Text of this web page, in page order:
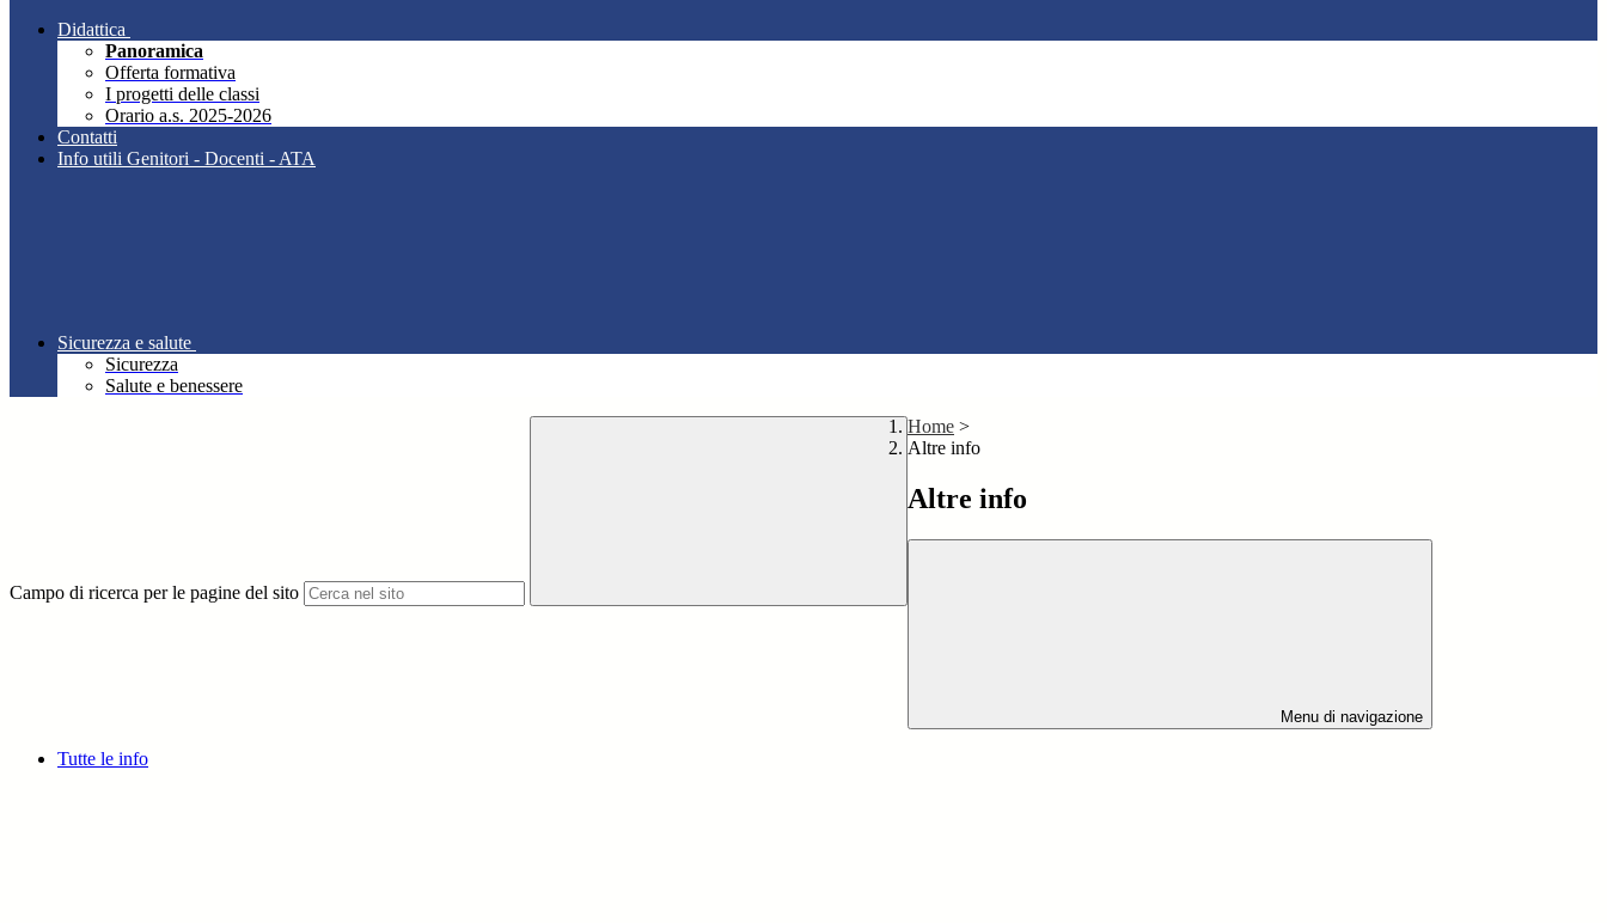
Didattica
Panoramica
Offerta formativa
I progetti delle classi
Orario a.s. 2025-2026
Contatti
Info utili Genitori - Docenti - ATA
Sicurezza e salute
Sicurezza
Salute e benessere
Campo di ricerca per le pagine del sito
Home >
Altre info
Altre info
Menu di navigazione
Tutte le info